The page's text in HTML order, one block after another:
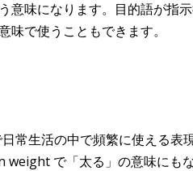
意味になります。目的語が
で使うこともできます。
常生活の中で頻繁に使える表
で「太る」の意味にもな